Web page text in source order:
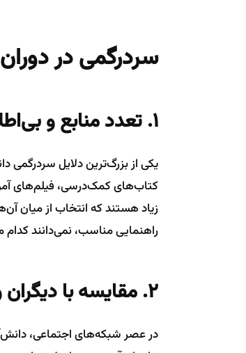
سردرگمی در
۱. تعدد منابع و بی‌اطلاعی از مسیر درست
یکی از بزرگ‌ترین دلایل سردرگمی
کتاب‌های کمک‌درسی، فیلم‌های
زیاد هستند که انتخاب از میان
راهنمایی مناسب، نمی‌دانند
۲. مقایسه با دیگران و کاهش اعتماد به نفس
در عصر شبکه‌های اجتماعی،